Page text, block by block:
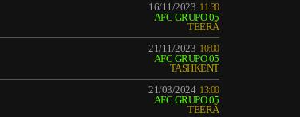
16/11/2023 11:30
AFC GRUPO 05
TEERÃ
21/11/2023 10:00
AFC GRUPO 05
TASHKENT
21/03/2024 13:00
AFC GRUPO 05
TEERÃ